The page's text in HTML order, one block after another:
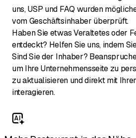
uns, USP und FAQ wurden
vom Geschäftsinhaber überprüft.
Haben Sie etwas Veraltetes oder
entdeckt? Helfen Sie uns, indem
Sind Sie der Inhaber?
um Ihre Unternehmensseite zu
zu aktualisieren und direkt mit
interagieren.